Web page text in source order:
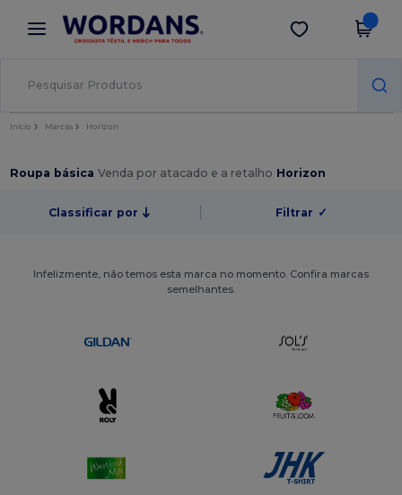
× App Wordans
Melhores preços na app!
Obter app
Início Marcas Horizon
Roupa básicaVenda por atacado e a retalho Horizon
Classificar por Filtrar ✓
Infelizmente, não temos esta marca no momento. Confira marcas
semelhantes.